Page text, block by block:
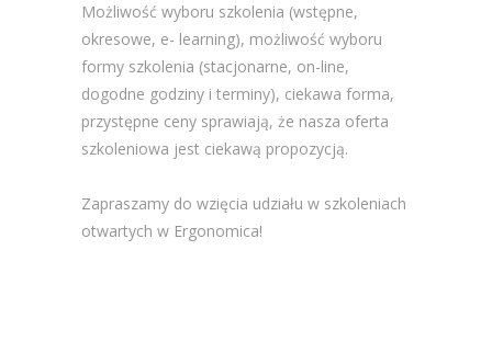
Możliwość wyboru szkolenia (wstępne,
okresowe, e- learning), możliwość wyboru
formy szkolenia (stacjonarne, on-line,
dogodne godziny i terminy), ciekawa forma,
przystępne ceny sprawiają, że nasza oferta
szkoleniowa jest ciekawą propozycją.
Zapraszamy do wzięcia udziału w szkoleniach
otwartych w Ergonomica!